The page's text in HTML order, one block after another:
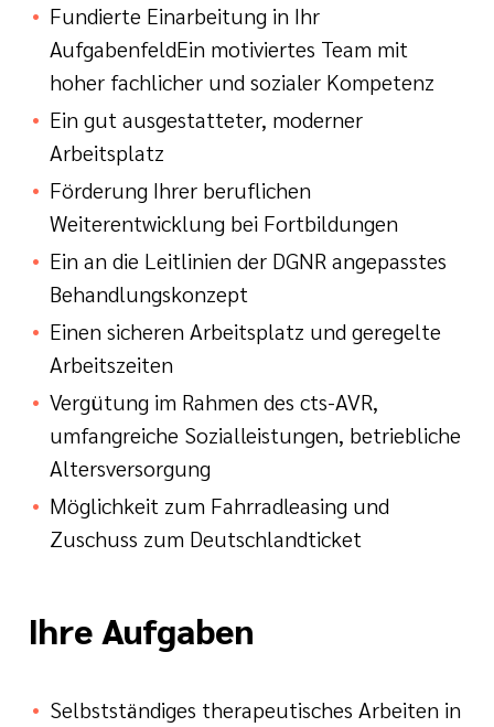
Fundierte Einarbeitung in Ihr
AufgabenfeldEin motiviertes Team mit
hoher fachlicher und sozialer Kompetenz
Ein gut ausgestatteter, moderner
Arbeitsplatz
Förderung Ihrer beruflichen
Weiterentwicklung bei Fortbildungen
Ein an die Leitlinien der DGNR angepasstes
Behandlungskonzept
Einen sicheren Arbeitsplatz und geregelte
Arbeitszeiten
Vergütung im Rahmen des cts-AVR,
umfangreiche Sozialleistungen, betriebliche
Altersversorgung
Möglichkeit zum Fahrradleasing und
Zuschuss zum Deutschlandticket
Ihre Aufgaben
Selbstständiges therapeutisches Arbeiten in